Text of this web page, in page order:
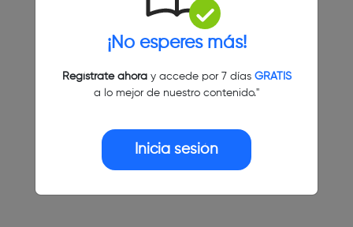
¡No esperes más!
Regístrate ahoray accede por 7 días GRATIS
a lo mejor de nuestro contenido."
Inicia sesión